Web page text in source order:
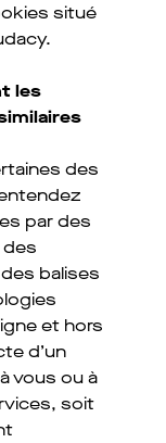
situé
les
des
par des
balises
et hors
d’un
vous ou à
soit